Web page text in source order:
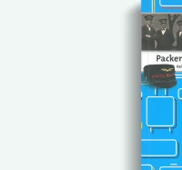
Was soll mit, was darf